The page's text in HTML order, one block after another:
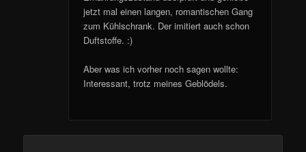
jetzt mal einen langen, romantischen Gang
zum Kühlschrank. Der imitiert auch schon
Duftstoffe. :)
Aber was ich vorher noch sagen wollte:
Interessant, trotz meines Geblödels.